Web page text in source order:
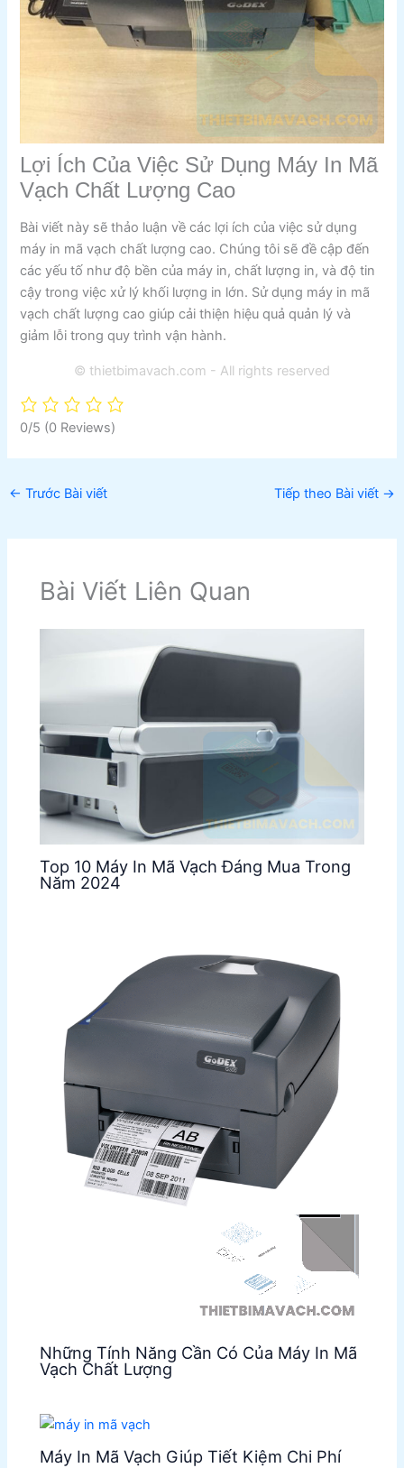
Lợi Ích Của Việc Sử Dụng Máy In Mã
Vạch Chất Lượng Cao
Bài viết này sẽ thảo luận về các lợi ích của việc sử dụng
máy in mã vạch chất lượng cao. Chúng tôi sẽ đề cập đến
các yếu tố như độ bền của máy in, chất lượng in, và độ tin
cậy trong việc xử lý khối lượng in lớn. Sử dụng máy in mã
vạch chất lượng cao giúp cải thiện hiệu quả quản lý và
giảm lỗi trong quy trình vận hành.
© thietbimavach.com - All rights reserved
0/5 (0 Reviews)
← Trước Bài viết Tiếp theo Bài viết →
Bài Viết Liên Quan
Top 10 Máy In Mã Vạch Đáng Mua Trong
Năm 2024
Những Tính Năng Cần Có Của Máy In Mã
Vạch Chất Lượng
Máy In Mã Vạch Giúp Tiết Kiệm Chi Phí